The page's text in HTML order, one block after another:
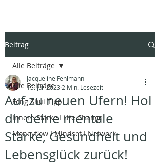
Beitrag
Alle Beiträge
Feng Shui Tipp
Innere Stärke I Life Change
Moneyflow I Mindset I Network
Alle Beiträge
Auf zu neuen Ufern! Hol
dir deine mentale
Stärke, Gesundheit und
Lebensglück zurück!
Jacqueline Fehlmann
15. Juli 2023 2 Min. Lesezeit